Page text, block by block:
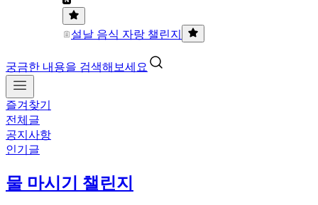
설날 음식 자랑 챌린지
궁금한 내용을 검색해보세요
즐겨찾기
전체글
공지사항
인기글
물 마시기 챌린지